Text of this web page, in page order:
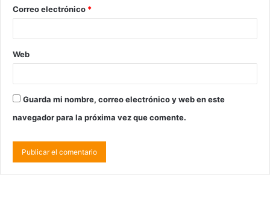
Correo electrónico *
Web
Guarda mi nombre, correo electrónico y web en este
navegador para la próxima vez que comente.